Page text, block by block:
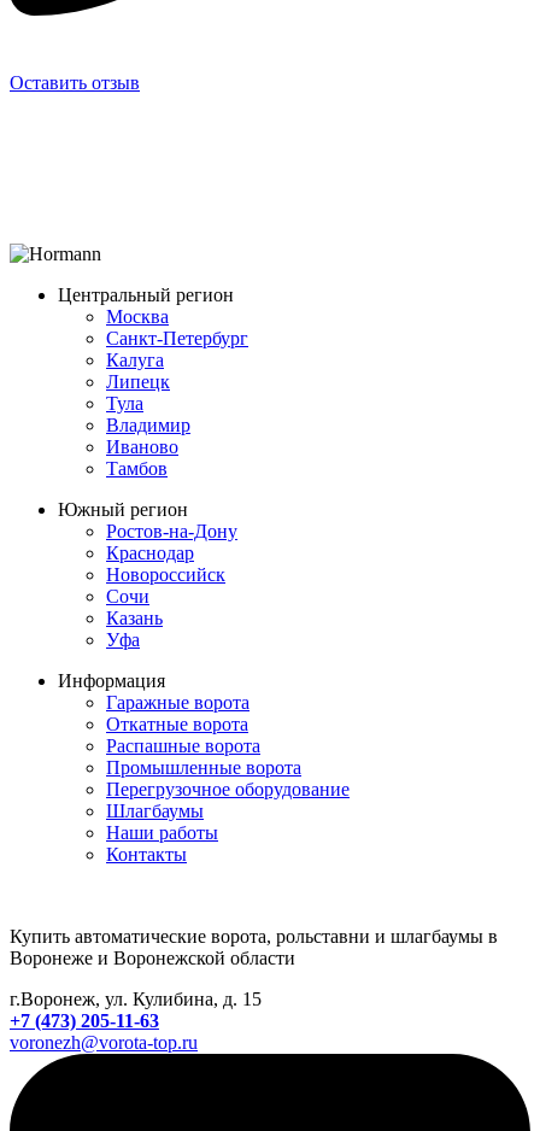
Оставить отзыв
Центральный регион
Москва
Санкт-Петербург
Калуга
Липецк
Тула
Владимир
Иваново
Тамбов
Южный регион
Ростов-на-Дону
Краснодар
Новороссийск
Сочи
Казань
Уфа
Информация
Гаражные ворота
Откатные ворота
Распашные ворота
Промышленные ворота
Перегрузочное оборудование
Шлагбаумы
Наши работы
Контакты
Купить автоматические ворота, рольставни и шлагбаумы в
Воронеже и Воронежской области
г.Воронеж, ул. Кулибина, д. 15
+7 (473) 205-11-63
voronezh@vorota-top.ru